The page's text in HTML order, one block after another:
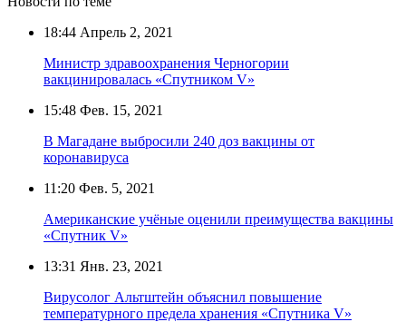
18:44 Апрель 2, 2021
Министр здравоохранения Черногории
вакцинировалась «Спутником V»
15:48 Фев. 15, 2021
В Магадане выбросили 240 доз вакцины от
коронавируса
11:20 Фев. 5, 2021
Американские учёные оценили преимущества вакцины
«Спутник V»
13:31 Янв. 23, 2021
Вирусолог Альтштейн объяснил повышение
температурного предела хранения «Спутника V»